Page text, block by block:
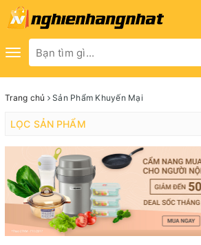
Toggle
Trang chủ Sản Phẩm Khuyến Mại
LỌC SẢN PHẨM